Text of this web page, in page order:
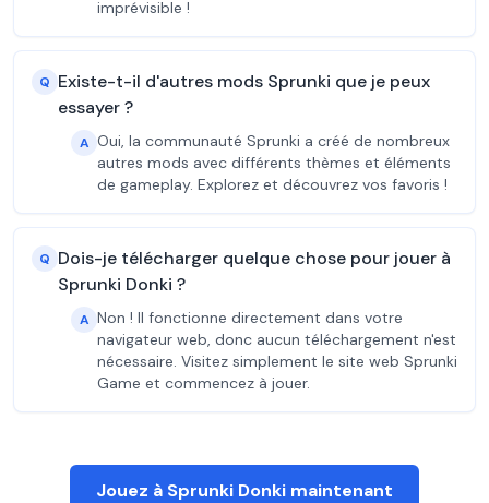
imprévisible !
Q Existe-t-il d'autres mods Sprunki que je peux
essayer ?
A Oui, la communauté Sprunki a créé de nombreux
autres mods avec différents thèmes et éléments
de gameplay. Explorez et découvrez vos favoris !
Q Dois-je télécharger quelque chose pour jouer à
Sprunki Donki ?
A Non ! Il fonctionne directement dans votre
navigateur web, donc aucun téléchargement n'est
nécessaire. Visitez simplement le site web Sprunki
Game et commencez à jouer.
Jouez à Sprunki Donki maintenant